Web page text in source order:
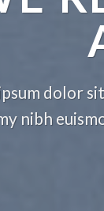
dolor
nibh